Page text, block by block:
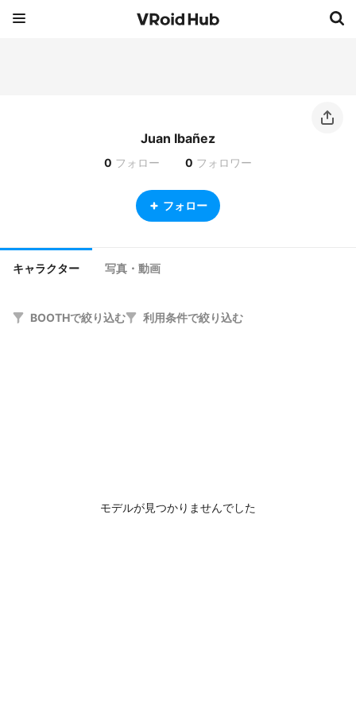
Juan Ibañez
0 フォロー 0 フォロワー
フォロー
キャラクター 写真・動画
BOOTHで絞り込む 利用条件で絞り込む
モデルが見つかりませんでした